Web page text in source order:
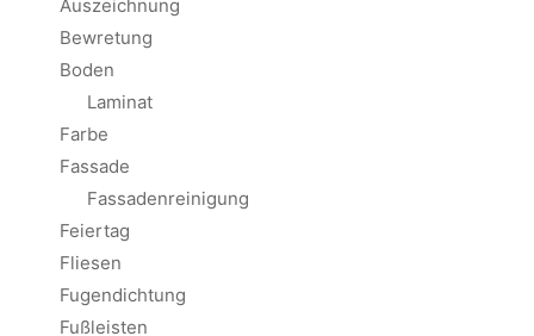
Auszeichnung
Bewretung
Boden
Laminat
Farbe
Fassade
Fassadenreinigung
Feiertag
Fliesen
Fugendichtung
Fußleisten